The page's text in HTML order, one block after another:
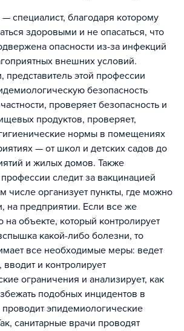
специалист, благодаря которому
здоровыми и не опасаться, что
опасности из-за инфекций
внешних условий.
этой профессии
безопасность
проверяет безопасность и
продуктов, проверяет,
нормы в помещениях
— от школ и детских садов до
и жилых домов. Также
профессии следит за вакцинацией
числе организует пункты, где можно
на предприятии. Если все же
на объекте, который контролирует
какой-либо болезни, то
все необходимые меры: ведет
и контролирует
ограничения и анализирует, как
подобных инцидентов в
эпидемиологические
санитарные врачи проводят